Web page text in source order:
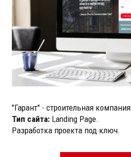
"Гарант" - строительная компания
Тип сайта: Landing Page.
Разработка проекта под ключ.